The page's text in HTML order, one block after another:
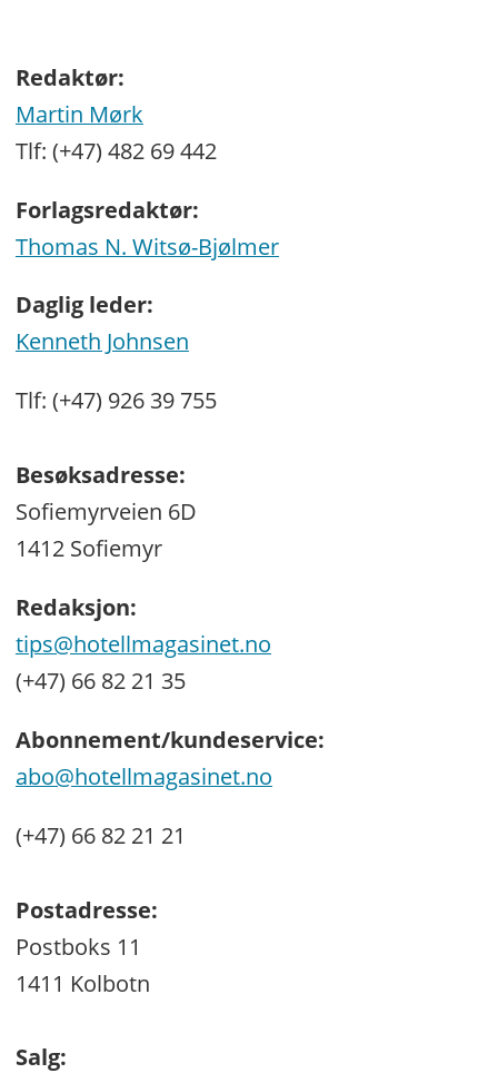
Redaktør:
Martin Mørk
Tlf: (+47) 482 69 442
Forlagsredaktør:
Thomas N. Witsø-Bjølmer
Daglig leder:
Kenneth Johnsen
Tlf: (+47) 926 39 755
Besøksadresse:
Sofiemyrveien 6D
1412 Sofiemyr
Redaksjon:
tips@hotellmagasinet.no
(+47) 66 82 21 35
Abonnement/kundeservice:
abo@hotellmagasinet.no
(+47) 66 82 21 21
Postadresse:
Postboks 11
1411 Kolbotn
Salg: